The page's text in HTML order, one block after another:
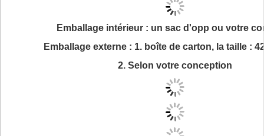
Emballage intérieur : un sac d'opp ou votre
Emballage externe : 1. boîte de carton, la taille :
2. Selon votre conception